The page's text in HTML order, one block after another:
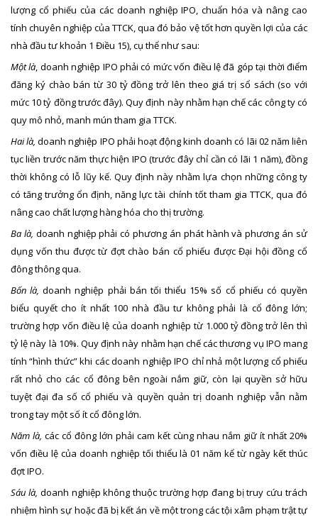
lượng cổ phiếu của các doanh nghiệp IPO, chuẩn hóa và nâng cao
tính chuyên nghiệp của TTCK, qua đó bảo vệ tốt hơn quyền lợi của các
nhà đầu tư khoản 1 Điều 15), cụ thể như sau:
Một là, doanh nghiệp IPO phải có mức vốn điều lệ đã góp tại thời điểm
đăng ký chào bán từ 30 tỷ đồng trở lên theo giá trị sổ sách (so với
mức 10 tỷ đồng trước đây). Quy định này nhằm hạn chế các công ty có
quy mô nhỏ, manh mún tham gia TTCK.
Hai là, doanh nghiệp IPO phải hoạt động kinh doanh có lãi 02 năm liên
tục liền trước năm thực hiện IPO (trước đây chỉ cần có lãi 1 năm), đồng
thời không có lỗ lũy kế. Quy định này nhằm lựa chọn những công ty
có tăng trưởng ổn định, năng lực tài chính tốt tham gia TTCK, qua đó
nâng cao chất lượng hàng hóa cho thị trường.
Ba là, doanh nghiệp phải có phương án phát hành và phương án sử
dụng vốn thu được từ đợt chào bán cổ phiếu được Đại hội đồng cổ
đông thông qua.
Bốn là, doanh nghiệp phải bán tối thiểu 15% số cổ phiếu có quyền
biểu quyết cho ít nhất 100 nhà đầu tư không phải là cổ đông lớn;
trường hợp vốn điều lệ của doanh nghiệp từ 1.000 tỷ đồng trở lên thì
tỷ lệ này là 10%. Quy định này nhằm hạn chế các thương vụ IPO mang
tính “hình thức” khi các doanh nghiệp IPO chỉ nhả một lượng cổ phiếu
rất nhỏ cho các cổ đông bên ngoài nắm giữ, còn lại quyền sở hữu
tuyệt đại đa số cổ phiếu và quyền quản trị doanh nghiệp vẫn nằm
trong tay một số ít cổ đông lớn.
Năm là, các cổ đông lớn phải cam kết cùng nhau nắm giữ ít nhất 20%
vốn điều lệ của doanh nghiệp tối thiểu là 01 năm kể từ ngày kết thúc
đợt IPO.
Sáu là, doanh nghiệp không thuộc trường hợp đang bị truy cứu trách
nhiệm hình sự hoặc đã bị kết án về một trong các tội xâm phạm trật tự